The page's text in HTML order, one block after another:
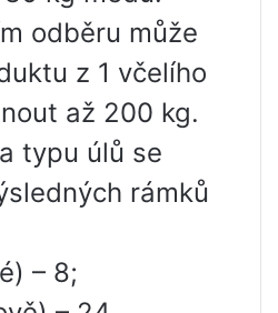
odběru může
z 1 včelího
až 200 kg.
typu úlů se
rámků
– 8;